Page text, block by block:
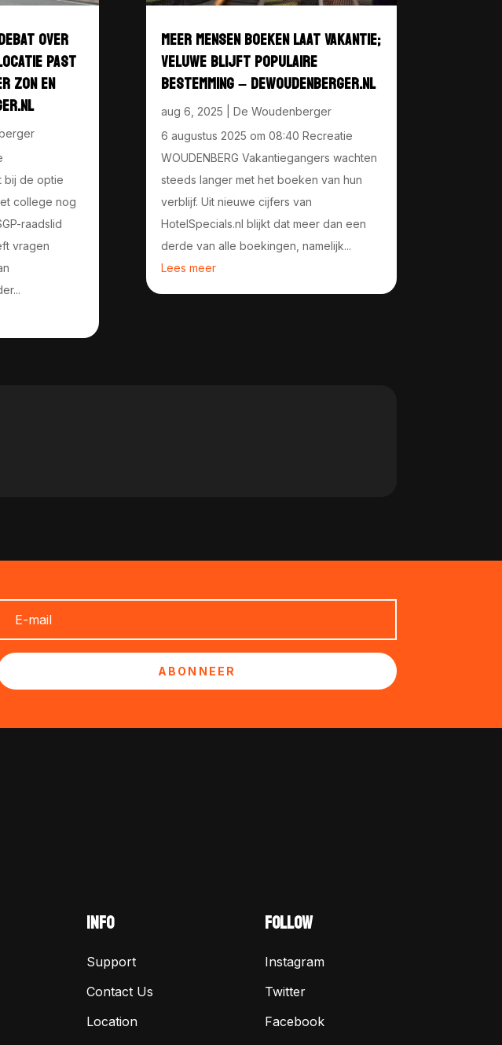
OVER
PAST
ZON EN
bij de optie
college nog
raadslid
vragen
MEER MENSEN BOEKEN LAAT VAKANTIE;
VELUWE BLIJFT POPULAIRE
BESTEMMING – DEWOUDENBERGER.NL
aug 6, 2025
De Woudenberger
6 augustus 2025 om 08:40 Recreatie
WOUDENBERG Vakantiegangers wachten
steeds langer met het boeken van hun
verblijf. Uit nieuwe cijfers van
HotelSpecials.nl blijkt dat meer dan een
derde van alle boekingen, namelijk...
Lees meer
ABONNEER
INFO
Support
Contact Us
Location
FOLLOW
Instagram
Twitter
Facebook